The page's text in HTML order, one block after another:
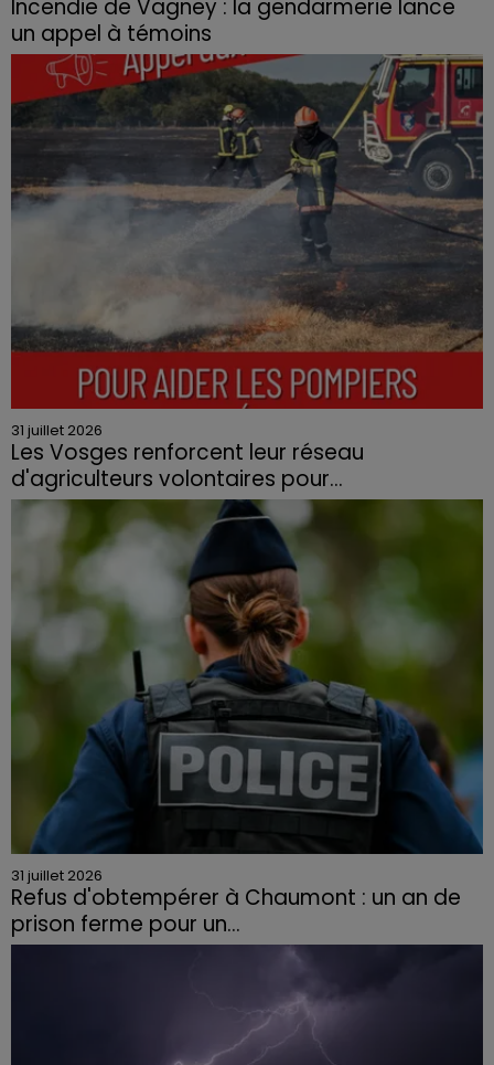
Incendie de Vagney : la gendarmerie lance
un appel à témoins
Le feu, parti d'une haie avant de se propager au
quartier résidentiel, avait détruit deux habitations et
contraint à l'évacuation d'une centaine de personnes.
31 juillet 2026
Les Vosges renforcent leur réseau
d'agriculteurs volontaires pour...
Face à la sécheresse et aux risques de départs de feu,
la Chambre d'agriculture des Vosges a lancé un appel
aux agriculteurs volontaires pour venir en aide...
31 juillet 2026
Refus d'obtempérer à Chaumont : un an de
prison ferme pour un...
Le tribunal a également prononcé l'annulation de son